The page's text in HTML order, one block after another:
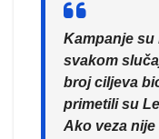
Kampanje su
svakom
broj ciljeva
primetili su
Ako veza